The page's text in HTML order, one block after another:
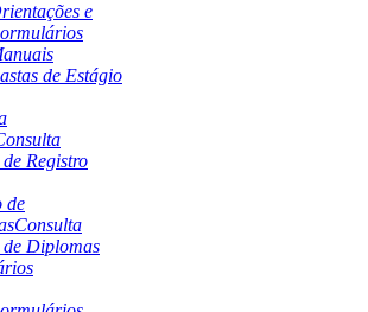
e
de Estágio
Registro
de
Consulta
Diplomas